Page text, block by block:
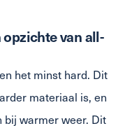
van all-
het minst hard. Dit
materiaal is, en
bij warmer weer. Dit